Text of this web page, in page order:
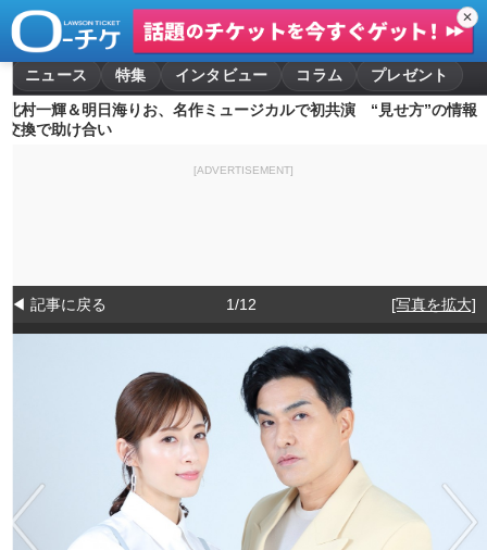
✕
ニュース 特集 インタビュー コラム
プレゼント
北村一輝＆明日海りお、名作ミュージカルで初共演 “見せ方”の情報
交換で助け合い
[ADVERTISEMENT]
◀ 記事に戻る 1/12 [写真を拡大]